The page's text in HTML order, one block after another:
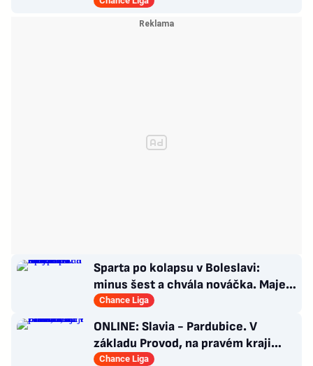
Sparta po kolapsu v Boleslavi:
minus šest a chvála nováčka. Majer
má silnou zbraň
Chance Liga
ONLINE: Slavia - Pardubice. V
základu Provod, na pravém kraji
Piták, hraje i N'Guessan
Chance Liga